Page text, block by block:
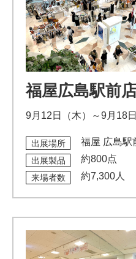
福屋広島駅前
9月12日（木）～9月18
出展場所 福屋 広島駅
出展製品 約800点
来場者数 約7,300人